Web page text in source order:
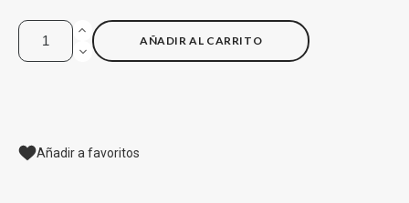
AÑADIR AL CARRITO
Añadir a favoritos